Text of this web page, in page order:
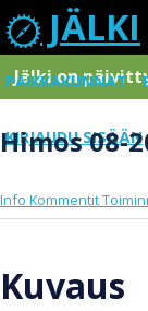
JÄLKI
PAIKKAKUNNAT
KIRJAUDU SISÄÄN
Jälki on
Himos 08-
Info Kommentit
Kuvaus